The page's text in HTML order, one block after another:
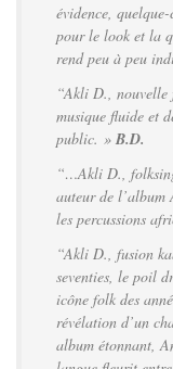
évidence,
pour le look et la
rend peu à peu
“Akli D., nouvelle
musique fluide et
public. » B.D.
“…Akli D.,
auteur de l’album
les percussions
“Akli D., fusion
seventies, le poil
icône folk des
révélation d’un
album étonnant,